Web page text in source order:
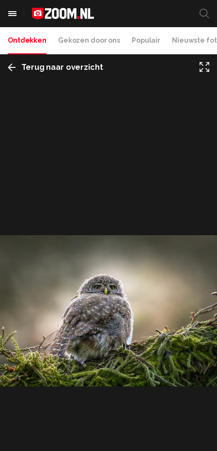
Ontdekken Gekozen door ons Populair Nieuwste
Terug naar overzicht